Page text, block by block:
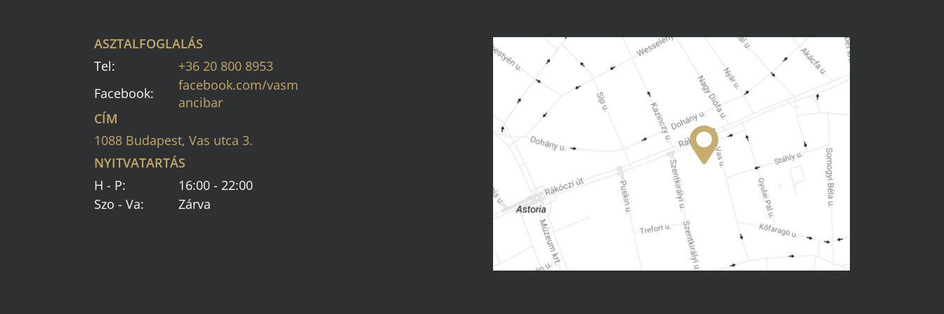
ASZTALFOGLALÁS
Tel:
+36 20 800 8953
Facebook:
facebook.com/vasm
ancibar
CÍM
1088 Budapest, Vas utca 3.
NYITVATARTÁS
H - P:
16:00 - 22:00
Szo - Va:
Zárva